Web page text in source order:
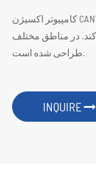
کامپیوتر اکسیژن CANTA 0.4Mpa فشار بالا را با جریان بالا ترکیب
کند. در مناطق مختلف
INQUIRE